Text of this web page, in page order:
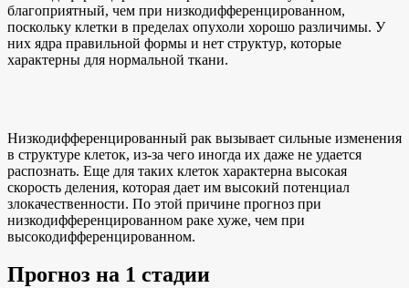
благоприятный, чем при низкодифференцированном,
поскольку клетки в пределах опухоли хорошо различимы. У
них ядра правильной формы и нет структур, которые
характерны для нормальной ткани.
Низкодифференцированный рак вызывает сильные изменения
в структуре клеток, из-за чего иногда их даже не удается
распознать. Еще для таких клеток характерна высокая
скорость деления, которая дает им высокий потенциал
злокачественности. По этой причине прогноз при
низкодифференцированном раке хуже, чем при
высокодифференцированном.
Прогноз на 1 стадии